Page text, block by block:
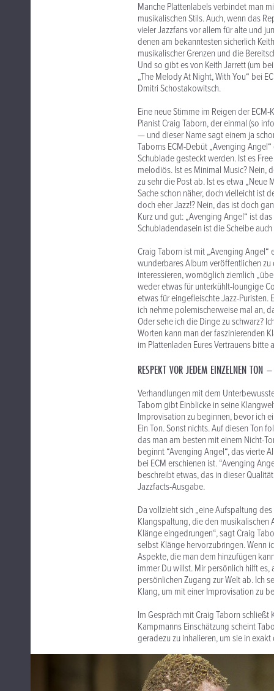
Manche Plattenlabels verbindet man
musikalischen Stils. Auch, wenn das
vieler Jazzfans vor allem für alte und
denen am bekanntesten sicherlich
musikalischer Grenzen und die
Und so gibt es von Keith Jarrett (um
„The Melody At Night, With You“ bei
Dmitri Schostakowitsch.
Eine neue Stimme im Reigen der
Pianist Craig Taborn, der einmal (so
— und dieser Name sagt einem ja
Taborns ECM-Debüt „Avenging
Schublade gesteckt werden. Ist es
melodiös. Ist es Minimal Music? Nein,
zu sehr die Post ab. Ist es etwa „Neue
Sache schon näher, doch vielleicht ist
doch eher Jazz!? Nein, das ist doch
Kurz und gut: „Avenging Angel“ ist
Schubladendasein ist die Scheibe
Craig Taborn ist mit „Avenging
wunderbares Album veröffentlichen
interessieren, womöglich ziemlich
weder etwas für unterkühlt-loungige
etwas für eingefleischte Jazz-
ich nehme polemischerweise mal an,
Oder sehe ich die Dinge zu schwarz?
Worten kann man der faszinierenden
im Plattenladen Eures Vertrauens
RESPEKT VOR JEDEM EINZELNEN
Verhandlungen mit dem
Taborn gibt Einblicke in seine
Improvisation zu beginnen, bevor ich
Ein Ton. Sonst nichts. Auf diesen Ton
das man am besten mit einem Nicht-
beginnt “Avenging Angel“, das vierte
bei ECM erschienen ist. “Avenging
beschreibt etwas, das in dieser
Jazzfacts-Ausgabe.
Da vollzieht sich „eine Aufspaltung
Klangspaltung, die den musikalischen
Klänge eingedrungen“, sagt Craig
selbst Klänge hervorzubringen. Wenn
Aspekte, die man dem hinzufügen
immer Du willst. Mir persönlich hilft
persönlichen Zugang zur Welt ab. Ich
Klang, um mit einer Improvisation zu
Im Gespräch mit Craig Taborn
Kampmanns Einschätzung scheint
geradezu zu inhalieren, um sie in